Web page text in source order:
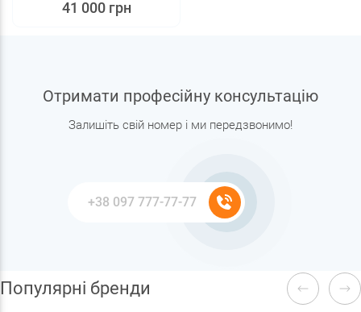
41 000 грн
Отримати професійну консультацію
Залишіть свій номер і ми передзвонимо!
Популярні бренди